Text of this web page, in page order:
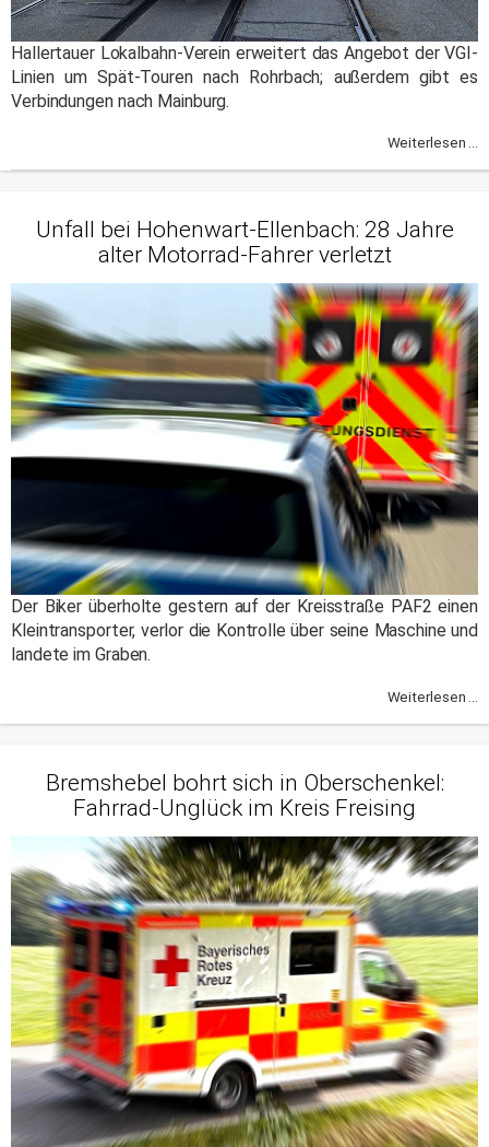
Hallertauer Lokalbahn-Verein erweitert das Angebot der VGI-
Linien um Spät-Touren nach Rohrbach; außerdem gibt es
Verbindungen nach Mainburg.
Weiterlesen ...
Unfall bei Hohenwart-Ellenbach: 28 Jahre
alter Motorrad-Fahrer verletzt
Der Biker überholte gestern auf der Kreisstraße PAF2 einen
Kleintransporter, verlor die Kontrolle über seine Maschine und
landete im Graben.
Weiterlesen ...
Bremshebel bohrt sich in Oberschenkel:
Fahrrad-Unglück im Kreis Freising